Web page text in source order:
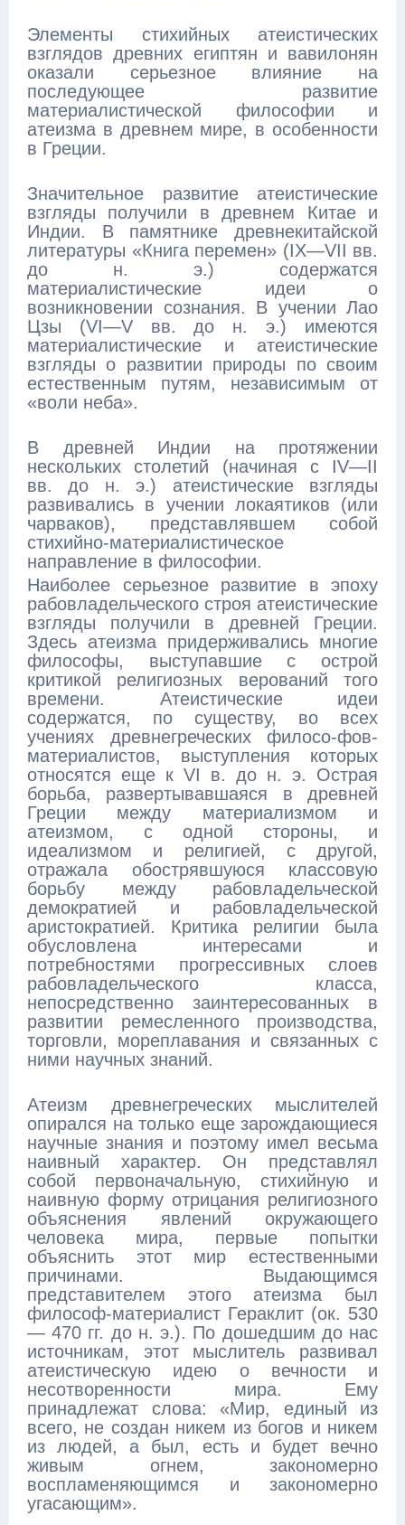
Элементы стихийных атеистических
взглядов древних египтян и вавилонян
оказали серьезное влияние на
последующее развитие
материалистической философии и
атеизма в древнем мире, в особенности
в Греции.
Значительное развитие атеистические
взгляды получили в древнем Китае и
Индии. В памятнике древнекитайской
литературы «Книга перемен» (IX—VII вв.
до н. э.) содержатся
материалистические идеи о
возникновении сознания. В учении Лао
Цзы (VI—V вв. до н. э.) имеются
материалистические и атеистические
взгляды о развитии природы по своим
естественным путям, независимым от
«воли неба».
В древней Индии на протяжении
нескольких столетий (начиная с IV—II
вв. до н. э.) атеистические взгляды
развивались в учении локаятиков (или
чарваков), представлявшем собой
стихийно-материалистическое
направление в философии.
Наиболее серьезное развитие в эпоху
рабовладельческого строя атеистические
взгляды получили в древней Греции.
Здесь атеизма придерживались многие
философы, выступавшие с острой
критикой религиозных верований того
времени. Атеистические идеи
содержатся, по существу, во всех
учениях древнегреческих филосо-фов-
материалистов, выступления которых
относятся еще к VI в. до н. э. Острая
борьба, развертывавшаяся в древней
Греции между материализмом и
атеизмом, с одной стороны, и
идеализмом и религией, с другой,
отражала обострявшуюся классовую
борьбу между рабовладельческой
демократией и рабовладельческой
аристократией. Критика религии была
обусловлена интересами и
потребностями прогрессивных слоев
рабовладельческого класса,
непосредственно заинтересованных в
развитии ремесленного производства,
торговли, мореплавания и связанных с
ними научных знаний.
Атеизм древнегреческих мыслителей
опирался на только еще зарождающиеся
научные знания и поэтому имел весьма
наивный характер. Он представлял
собой первоначальную, стихийную и
наивную форму отрицания религиозного
объяснения явлений окружающего
человека мира, первые попытки
объяснить этот мир естественными
причинами. Выдающимся
представителем этого атеизма был
философ-материалист Гераклит (ок. 530
— 470 гг. до н. э.). По дошедшим до нас
источникам, этот мыслитель развивал
атеистическую идею о вечности и
несотворенности мира. Ему
принадлежат слова: «Мир, единый из
всего, не создан никем из богов и никем
из людей, а был, есть и будет вечно
живым огнем, закономерно
воспламеняющимся и закономерно
угасающим».